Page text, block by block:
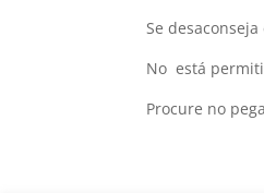
Se
No está
Procure no